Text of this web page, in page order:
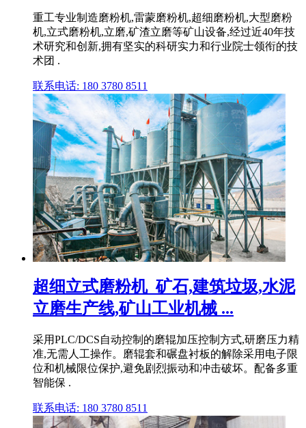
重工专业制造磨粉机,雷蒙磨粉机,超细磨粉机,大型磨粉
机,立式磨粉机,立磨,矿渣立磨等矿山设备,经过近40年技
术研究和创新,拥有坚实的科研实力和行业院士领衔的技
术团 .
联系电话: 180 3780 8511
超细立式磨粉机_矿石,建筑垃圾,水泥
立磨生产线,矿山工业机械 ...
采用PLC/DCS自动控制的磨辊加压控制方式,研磨压力精
准,无需人工操作。磨辊套和碾盘衬板的解除采用电子限
位和机械限位保护,避免剧烈振动和冲击破坏。配备多重
智能保 .
联系电话: 180 3780 8511